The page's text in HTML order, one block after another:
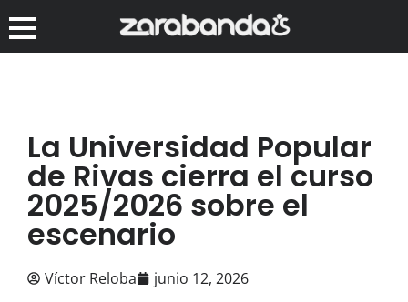
La Universidad Popular
de Rivas cierra el curso
2025/2026 sobre el
escenario
Víctor Reloba junio 12, 2026